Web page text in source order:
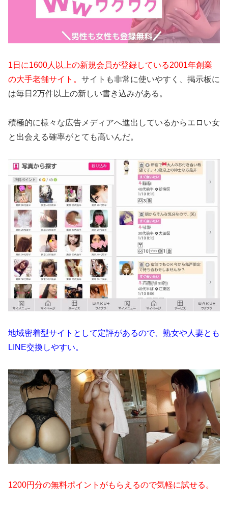
1日に1600人以上の新規会員が登録している2001年創業
の大手老舗サイト。 サイトも非常に使いやすく、掲示板に
は毎日2万件以上の新しい書き込みがある。
積極的に様々な広告メディアへ進出しているからエロい女
と出会える確率がとても高いんだ。
地域密着型サイトとして定評があるので、熟女や人妻とも
LINE交換しやすい。
1200円分の無料ポイントがもらえるので気軽に試せる。